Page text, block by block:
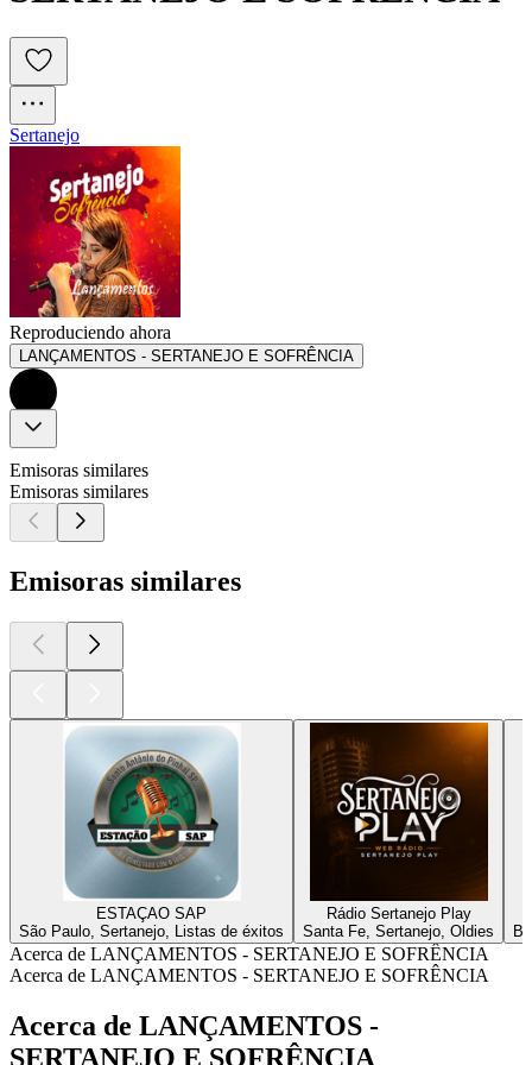
Sertanejo
Reproduciendo ahora
LANÇAMENTOS - SERTANEJO E SOFRÊNCIA
Emisoras similares
Emisoras similares
Emisoras similares
ESTAÇAO SAP
São Paulo, Sertanejo, Listas de éxitos
Rádio Sertanejo Play
Santa Fe, Sertanejo, Oldies
Acerca de LANÇAMENTOS - SERTANEJO E SOFRÊNCIA
Acerca de LANÇAMENTOS - SERTANEJO E SOFRÊNCIA
Acerca de LANÇAMENTOS -
SERTANEJO E SOFRÊNCIA